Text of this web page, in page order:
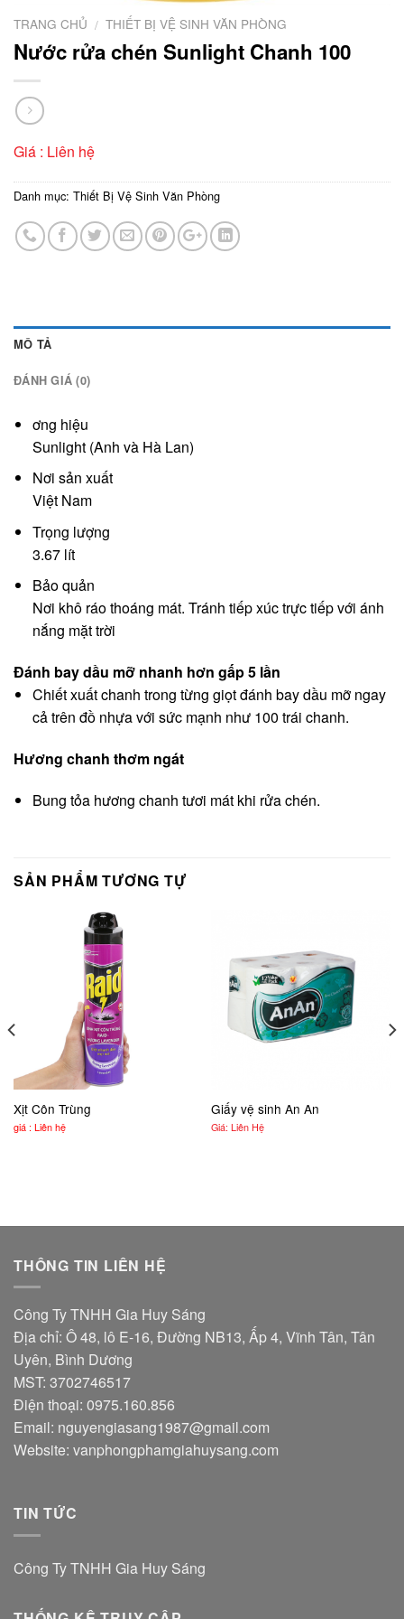
TRANG CHỦ / THIẾT BỊ VỆ SINH VĂN PHÒNG
Nước rửa chén Sunlight Chanh 100
Giá : Liên hệ
Danh mục: Thiết Bị Vệ Sinh Văn Phòng
MÔ TẢ
ĐÁNH GIÁ (0)
ơng hiệu
Sunlight (Anh và Hà Lan)
Nơi sản xuất
Việt Nam
Trọng lượng
3.67 lít
Bảo quản
Nơi khô ráo thoáng mát. Tránh tiếp xúc trực tiếp với ánh
nắng mặt trời
Đánh bay dầu mỡ nhanh hơn gấp 5 lần
Chiết xuất chanh trong từng giọt đánh bay dầu mỡ ngay
cả trên đồ nhựa với sức mạnh như 100 trái chanh.
Hương chanh thơm ngát
Bung tỏa hương chanh tươi mát khi rửa chén.
SẢN PHẨM TƯƠNG TỰ
Xịt Côn Trùng
giá : Liên hệ
Giấy vệ sinh An An
Giá: Liên Hệ
THÔNG TIN LIÊN HỆ
Công Ty TNHH Gia Huy Sáng
Địa chỉ: Ô 48, lô E-16, Đường NB13, Ấp 4, Vĩnh Tân, Tân
Uyên, Bình Dương
MST: 3702746517
Điện thoại: 0975.160.856
Email: nguyengiasang1987@gmail.com
Website: vanphongphamgiahuysang.com
TIN TỨC
Công Ty TNHH Gia Huy Sáng